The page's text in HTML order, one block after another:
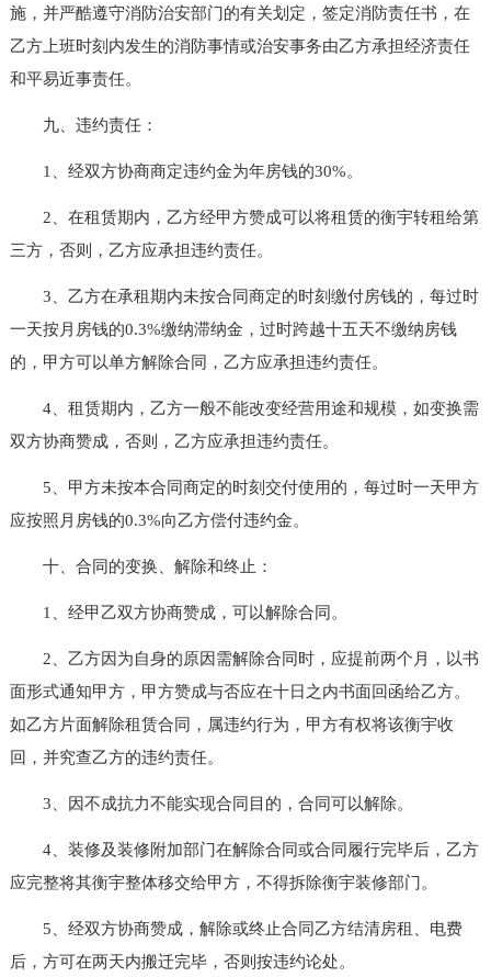
施，并严酷遵守消防治安部门的有关划定，签定消防责任书，在
乙方上班时刻内发生的消防事情或治安事务由乙方承担经济责任
和平易近事责任。
九、违约责任：
1、经双方协商商定违约金为年房钱的30%。
2、在租赁期内，乙方经甲方赞成可以将租赁的衡宇转租给第
三方，否则，乙方应承担违约责任。
3、乙方在承租期内未按合同商定的时刻缴付房钱的，每过时
一天按月房钱的0.3%缴纳滞纳金，过时跨越十五天不缴纳房钱
的，甲方可以单方解除合同，乙方应承担违约责任。
4、租赁期内，乙方一般不能改变经营用途和规模，如变换需
双方协商赞成，否则，乙方应承担违约责任。
5、甲方未按本合同商定的时刻交付使用的，每过时一天甲方
应按照月房钱的0.3%向乙方偿付违约金。
十、合同的变换、解除和终止：
1、经甲乙双方协商赞成，可以解除合同。
2、乙方因为自身的原因需解除合同时，应提前两个月，以书
面形式通知甲方，甲方赞成与否应在十日之内书面回函给乙方。
如乙方片面解除租赁合同，属违约行为，甲方有权将该衡宇收
回，并究查乙方的违约责任。
3、因不成抗力不能实现合同目的，合同可以解除。
4、装修及装修附加部门在解除合同或合同履行完毕后，乙方
应完整将其衡宇整体移交给甲方，不得拆除衡宇装修部门。
5、经双方协商赞成，解除或终止合同乙方结清房租、电费
后，方可在两天内搬迁完毕，否则按违约论处。